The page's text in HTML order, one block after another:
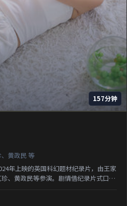
157分钟
黄政民 等
年上映的英国科幻题材纪录片，由王家
、黄政民等参演。剧情借纪录片式口吻